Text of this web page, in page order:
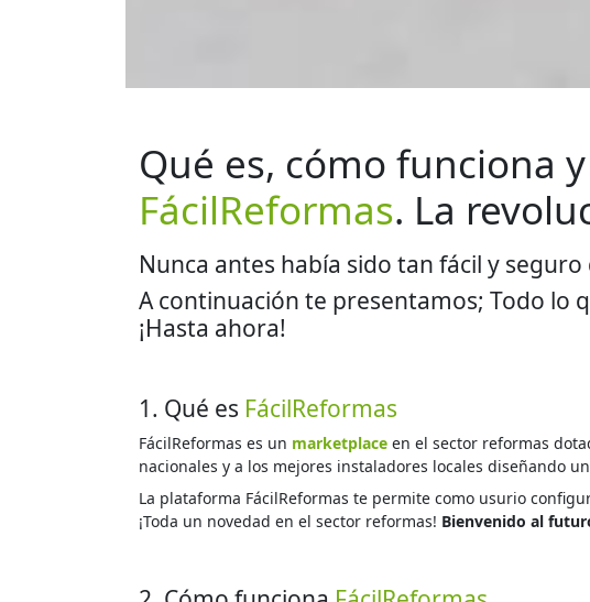
Qué es, cómo funciona
FácilReformas. La
Nunca antes había sido tan fácil y
A continuación te presentamos; Todo lo
¡Hasta ahora!
1. Qué es FácilReformas
FácilReformas es un marketplace en el sector reformas
nacionales y a los mejores instaladores locales diseñando
La plataforma FácilReformas te permite como usurio
¡Toda un novedad en el sector reformas! Bienvenido al